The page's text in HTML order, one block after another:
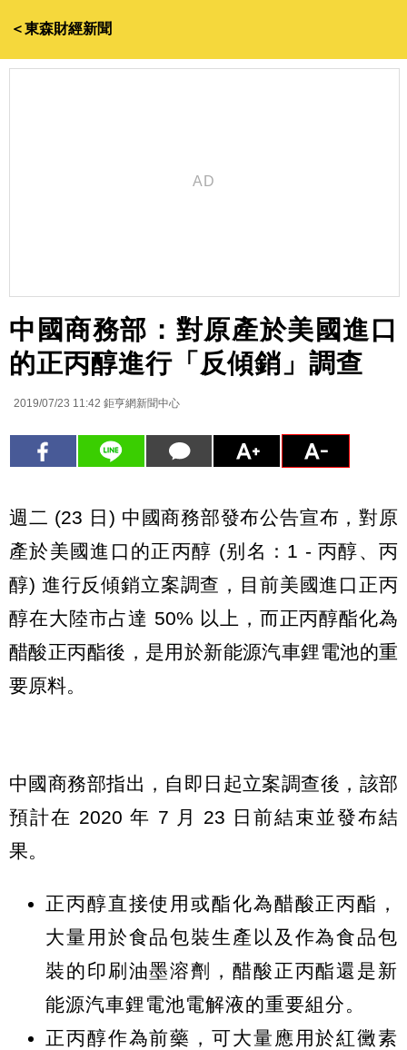
＜東森財經新聞
中國商務部：對原產於美國進口
的正丙醇進行「反傾銷」調查
2019/07/23 11:42 鉅亨網新聞中心
週二 (23 日) 中國商務部發布公告宣布，對原
產於美國進口的正丙醇 (别名：1 - 丙醇、丙
醇) 進行反傾銷立案調查，目前美國進口正丙
醇在大陸市占達 50% 以上，而正丙醇酯化為
醋酸正丙酯後，是用於新能源汽車鋰電池的重
要原料。
中國商務部指出，自即日起立案調查後，該部
預計在 2020 年 7 月 23 日前結束並發布結
果。
正丙醇直接使用或酯化為醋酸正丙酯，
大量用於食品包裝生產以及作為食品包
裝的印刷油墨溶劑，醋酸正丙酯還是新
能源汽車鋰電池電解液的重要組分。
正丙醇作為前藥，可大量應用於紅黴素